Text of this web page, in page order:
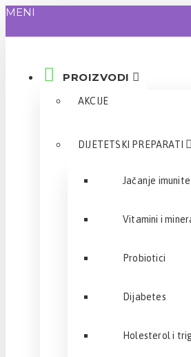
MENI
PROIZVODI
AKCIJE
DIJETETSKI PREPARATI
Jačanje
Vitamini i
Probiotici
Dijabetes
Holesterol i